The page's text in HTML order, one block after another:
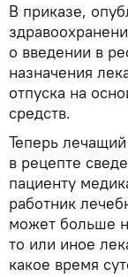
В приказе,
о введении в
назначения
отпуска на
средств.
Теперь
в рецепте
пациенту
работник
может больше
то или иное
какое время